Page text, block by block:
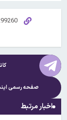
صفحه رسمی
اخبار مرتبط